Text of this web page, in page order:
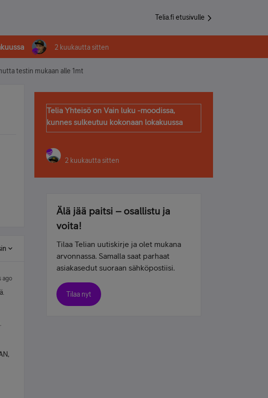
Telia.fi etusivulle
2 kuukautta sitten
testin mukaan alle 1mt
ago
Telia Yhteisö on Vain luku -moodissa,
kunnes sulkeutuu kokonaan lokakuussa
2 kuukautta sitten
Älä jää paitsi – osallistu ja
voita!
Tilaa Telian uutiskirje ja olet mukana
arvonnassa. Samalla saat parhaat
asiakasedut suoraan sähköpostiisi.
Tilaa nyt